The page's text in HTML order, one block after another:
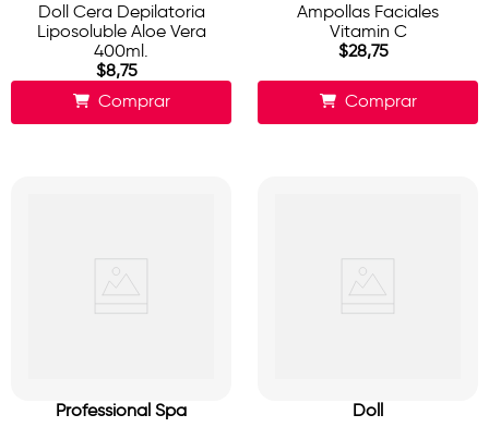
Doll Cera Depilatoria
Liposoluble Aloe Vera
400ml.
$8,75
Comprar
Ampollas Faciales
Vitamin C
$28,75
Comprar
Professional Spa
Doll